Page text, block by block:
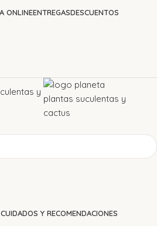
ONLINEENTREGASDESCUENTOS
CUIDADOS Y RECOMENDACIONES